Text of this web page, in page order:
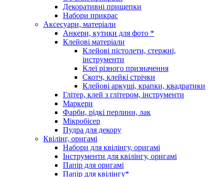
Декоративні прищепки
Набори прикрас
Аксесуари, матеріали
Анкери, кутики для фото *
Клейові матеріали
Клейові пістолети, стержні,
інструменти
Клеї різного призначення
Скотч, клейкі стрічки
Клейові аркуші, крапки, квадратики
Глітер, клей з глітером, інструменти
Маркери
Фарби, рідкі перлини, лак
Мікробісер
Пудра для декору
Квілінг, оригамі
Набори для квілінгу, оригамі
Інструменти для квілінгу, оригамі
Папір для оригамі
Папір для квілінгу*